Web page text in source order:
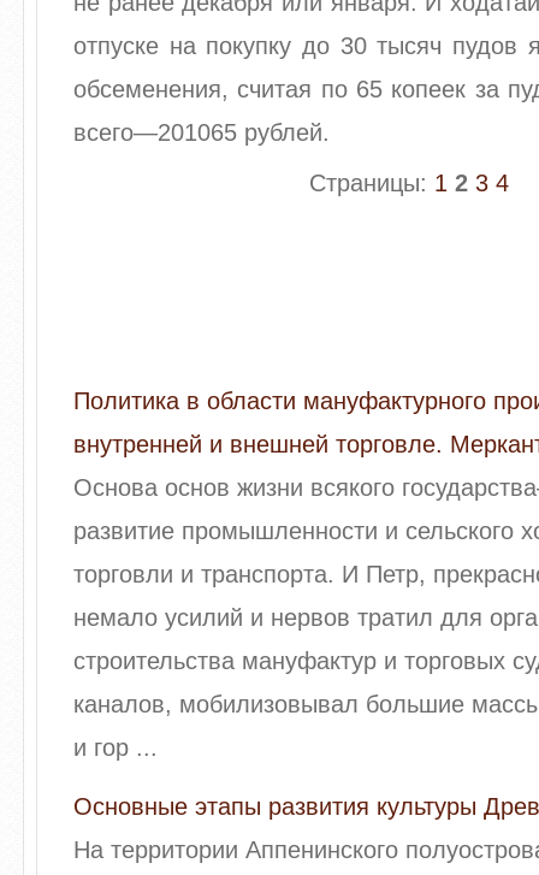
отпуске на покупку до 30 тысяч пудов
обсеменения, считая по 65 копеек за
всего—201065 рублей.
Страницы: 1 2 3 4
Политика в области мануфактурного
внутренней и внешней торговле.
Основа основ жизни всякого
развитие промышленности и сельского
торговли и транспорта. И Петр,
немало усилий и нервов тратил для
строительства мануфактур и торговых
каналов, мобилизовывал большие
и гор ...
Основные этапы развития культуры
На территории Аппенинского